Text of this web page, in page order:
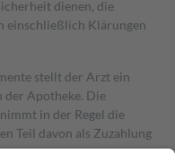
dienen, die
einschließlich Klärungen
stellt der Arzt ein
der Apotheke. Die
in der Regel die
Teil davon als Zuzahlung